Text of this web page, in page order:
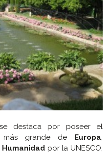
destaca por poseer el
más grande de Europa,
por la UNESCO,